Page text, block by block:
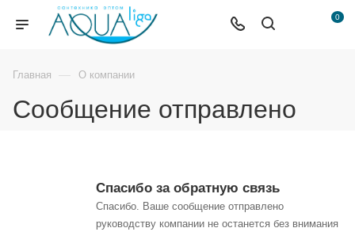
0
Главная — О компании
Сообщение отправлено
Спасибо за обратную связь
Спасибо. Ваше сообщение отправлено
руководству компании не останется без внимания